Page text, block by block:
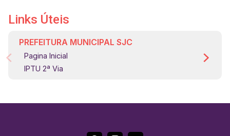
Links Úteis
PREFEITURA MUNICIPAL SJC
Pagina Inicial
IPTU 2ª Via